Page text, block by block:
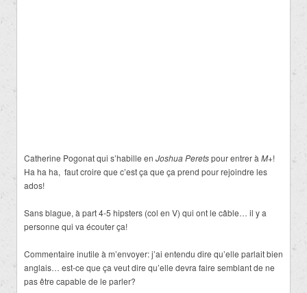
Catherine Pogonat qui s’habille en Joshua Peretspour entrer à M+!
Ha ha ha, faut croire que c’est ça que ça prend pour rejoindre les
ados!
Sans blague, à part 4-5 hipsters (col en V) qui ont le câble… il y a
personne qui va écouter ça!
Commentaire inutile à m’envoyer: j’ai entendu dire qu’elle parlait bien
anglais… est-ce que ça veut dire qu’elle devra faire semblant de ne
pas être capable de le parler?